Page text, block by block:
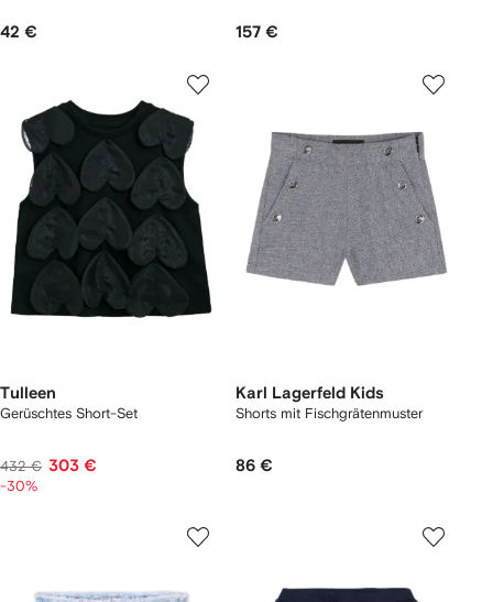
42 € 157 €
Tulleen
Gerüschtes Short-Set
432 € 303 €
-30%
Karl Lagerfeld Kids
Shorts mit Fischgrätenmuster
86 €